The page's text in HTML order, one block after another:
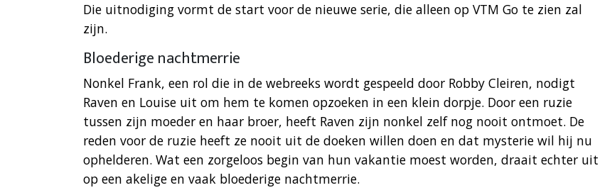
Die uitnodiging vormt de start voor de nieuwe serie, die alleen op VTM Go te zien zal
zijn.
Bloederige nachtmerrie
Nonkel Frank, een rol die in de webreeks wordt gespeeld door Robby Cleiren, nodigt
Raven en Louise uit om hem te komen opzoeken in een klein dorpje. Door een ruzie
tussen zijn moeder en haar broer, heeft Raven zijn nonkel zelf nog nooit ontmoet. De
reden voor de ruzie heeft ze nooit uit de doeken willen doen en dat mysterie wil hij nu
ophelderen. Wat een zorgeloos begin van hun vakantie moest worden, draait echter uit
op een akelige en vaak bloederige nachtmerrie.